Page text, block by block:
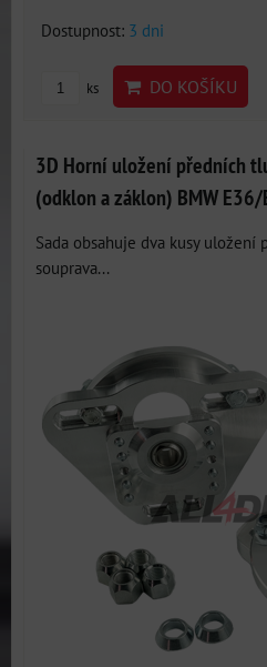
Dostupnost: 3 dni
ks DO KOŠÍKU
3D Horní uložení předních
(odklon a záklon) BMW
Sada obsahuje dva kusy uložení
souprava...